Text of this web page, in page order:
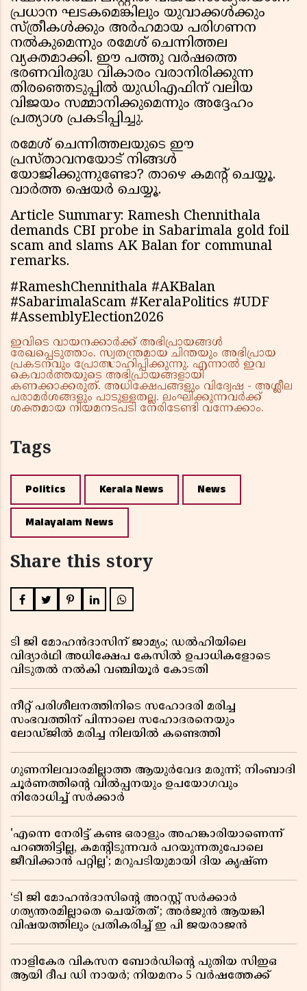
പ്രധാന ഘടകമെങ്കിലും യുവാക്കൾക്കും
സ്ത്രീകൾക്കും അർഹമായ പരിഗണന
നൽകുമെന്നും രമേശ് ചെന്നിത്തല
വ്യക്തമാക്കി. ഈ പത്തു വർഷത്തെ
ഭരണവിരുദ്ധ വികാരം വരാനിരിക്കുന്ന
തിരഞ്ഞെടുപ്പിൽ യുഡിഎഫിന് വലിയ
വിജയം സമ്മാനിക്കുമെന്നും അദ്ദേഹം
പ്രത്യാശ പ്രകടിപ്പിച്ചു.
രമേശ് ചെന്നിത്തലയുടെ ഈ
പ്രസ്താവനയോട് നിങ്ങൾ
യോജിക്കുന്നുണ്ടോ? താഴെ കമന്റ് ചെയ്യൂ.
വാർത്ത ഷെയർ ചെയ്യൂ.
Article Summary: Ramesh Chennithala
demands CBI probe in Sabarimala gold foil
scam and slams AK Balan for communal
remarks.
#RameshChennithala #AKBalan
#SabarimalaScam #KeralaPolitics #UDF
#AssemblyElection2026
ഇവിടെ വായനക്കാർക്ക് അഭിപ്രായങ്ങൾ
രേഖപ്പെടുത്താം. സ്വതന്ത്രമായ ചിന്തയും അഭിപ്രായ
പ്രകടനവും പ്രോത്സാഹിപ്പിക്കുന്നു. എന്നാൽ ഇവ
കെവാർത്തയുടെ അഭിപ്രായങ്ങളായി
കണക്കാക്കരുത്. അധിക്ഷേപങ്ങളും വിദ്വേഷ - അശ്ലീല
പരാമർശങ്ങളും പാടുള്ളതല്ല. ലംഘിക്കുന്നവർക്ക്
ശക്തമായ നിയമനടപടി നേരിടേണ്ടി വന്നേക്കാം.
Tags
Politics Kerala News News
Malayalam News
Share this story
ടി ജി മോഹൻദാസിന് ജാമ്യം; ഡൽഹിയിലെ
വിദ്യാർഥി അധിക്ഷേപ കേസിൽ ഉപാധികളോടെ
വിടുതൽ നൽകി വഞ്ചിയൂർ കോടതി
നീറ്റ് പരിശീലനത്തിനിടെ സഹോദരി മരിച്ച
സംഭവത്തിന് പിന്നാലെ സഹോദരനെയും
ലോഡ്ജിൽ മരിച്ച നിലയിൽ കണ്ടെത്തി
ഗുണനിലവാരമില്ലാത്ത ആയുർവേദ മരുന്ന്; നിംബാദി
ചൂർണത്തിൻ്റെ വിൽപ്പനയും ഉപയോഗവും
നിരോധിച്ച് സർക്കാർ
'എന്നെ നേരിട്ട് കണ്ട ഒരാളും അഹങ്കാരിയാണെന്ന്
പറഞ്ഞിട്ടില്ല, കമൻ്റിടുന്നവർ പറയുന്നതുപോലെ
ജീവിക്കാൻ പറ്റില്ല'; മറുപടിയുമായി ദിയ കൃഷ്ണ
‘ടി ജി മോഹൻദാസിൻ്റെ അറസ്റ്റ് സർക്കാർ
ഗത്യന്തരമില്ലാതെ ചെയ്തത്’; അർജുൻ ആയങ്കി
വിഷയത്തിലും പ്രതികരിച്ച് ഇ പി ജയരാജൻ
നാളികേര വികസന ബോർഡിൻ്റെ പുതിയ സിഇഒ
ആയി ദീപ ഡി നായർ; നിയമനം 5 വർഷത്തേക്ക് ​​​​​​​